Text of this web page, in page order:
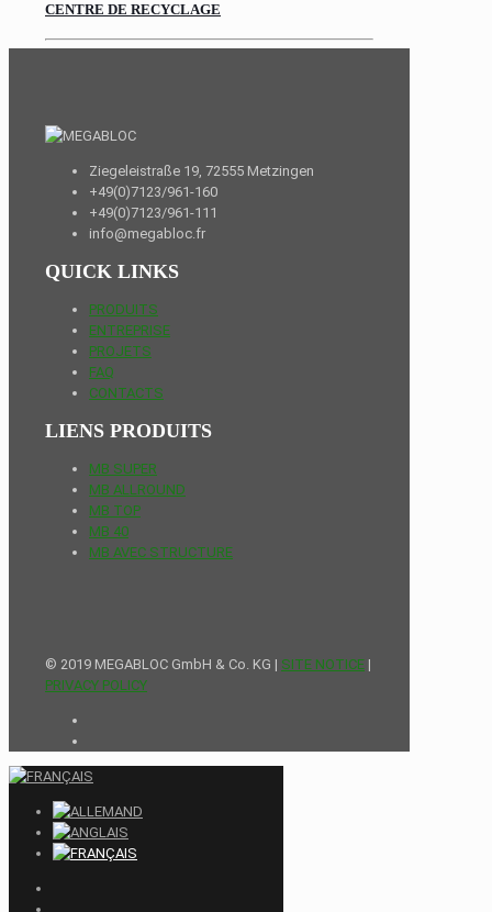
CENTRE DE RECYCLAGE
Ziegeleistraße 19, 72555 Metzingen
+49(0)7123/961-160
+49(0)7123/961-111
info@megabloc.fr
QUICK LINKS
PRODUITS
ENTREPRISE
PROJETS
FAQ
CONTACTS
LIENS PRODUITS
MB SUPER
MB ALLROUND
MB TOP
MB 40
MB AVEC STRUCTURE
© 2019 MEGABLOC GmbH & Co. KG | SITE NOTICE |
PRIVACY POLICY